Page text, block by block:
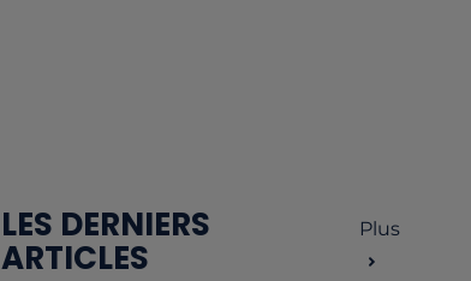
LES DERNIERS
ARTICLES
Plus